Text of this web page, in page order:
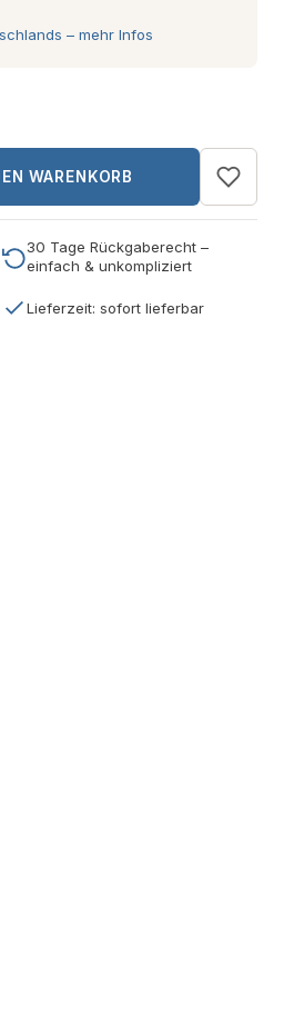
– mehr Infos
WARENKORB
30 Tage Rückgaberecht –
einfach & unkompliziert
Lieferzeit: sofort lieferbar